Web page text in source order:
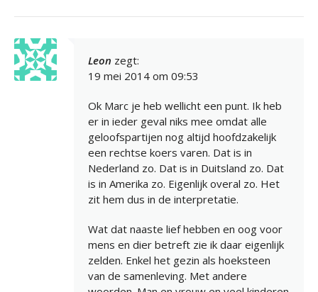
Leon zegt:
19 mei 2014 om 09:53
Ok Marc je heb wellicht een punt. Ik heb
er in ieder geval niks mee omdat alle
geloofspartijen nog altijd hoofdzakelijk
een rechtse koers varen. Dat is in
Nederland zo. Dat is in Duitsland zo. Dat
is in Amerika zo. Eigenlijk overal zo. Het
zit hem dus in de interpretatie.
Wat dat naaste lief hebben en oog voor
mens en dier betreft zie ik daar eigenlijk
zelden. Enkel het gezin als hoeksteen
van de samenleving. Met andere